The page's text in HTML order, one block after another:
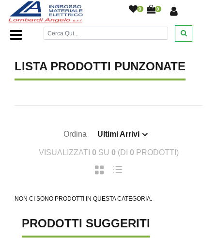
0 0
Home Page/DESANTIS////
LISTA PRODOTTI PUNZONATE
Ordina Ultimi Arrivi
VISUALIZZATI 0 SU 0 (DI 0 PRODOTTI)
NON CI SONO PRODOTTI IN QUESTA CATEGORIA.
PRODOTTI SUGGERITI